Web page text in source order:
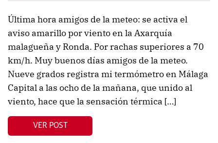
Última hora amigos de la meteo: se activa el
aviso amarillo por viento en la Axarquía
malagueña y Ronda. Por rachas superiores a 70
km/h. Muy buenos días amigos de la meteo.
Nueve grados registra mi termómetro en Málaga
Capital a las ocho de la mañana, que unido al
viento, hace que la sensación térmica […]
VER POST